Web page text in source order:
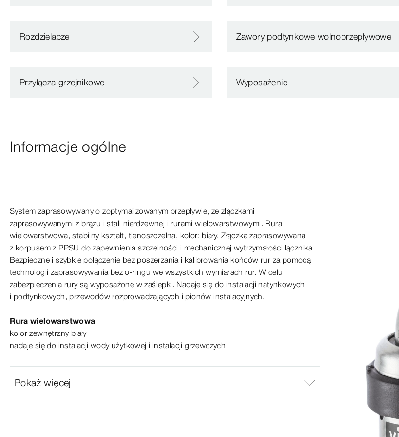
Rozdzielacze Zawory podtynkowe wolnoprzepływowe
Przyłącza grzejnikowe Wyposażenie
Informacje ogólne
System zaprasowywany ozoptymalizowanym przepływie, zezłączkami
zaprasowywanymi z brązu istali nierdzewnej i rurami wielowarstwowymi. Rura
wielowarstwowa, stabilny kształt, tlenoszczelna, kolor: biały. Złączka zaprasowywana
z korpusem z PPSU dozapewnieniaszczelności i mechanicznej wytrzymałości łącznika.
Bezpieczne iszybkie połączenie bez poszerzaniai kalibrowaniakońców rur zapomocą
technologii zaprasowywania bezo‑ringu we wszystkich wymiarach rur. Wcelu
zabezpieczenia rury są wyposażone wzaślepki. Nadaje się do instalacji natynkowych
i podtynkowych, przewodów rozprowadzających i pionów instalacyjnych.
Rura wielowarstwowa
kolor zewnętrzny biały
nadaje się do instalacji wody użytkowej i instalacji grzewczych
Pokaż więcej